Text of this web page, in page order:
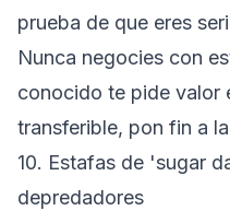
prueba de que eres
Nunca negocies con
conocido te pide valor
transferible, pon fin a
10. Estafas de 'sugar
depredadores